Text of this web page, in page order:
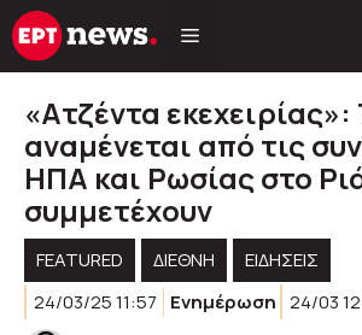
Μετάβαση
σε
«Ατζέντα εκεχειρίας»:
αναμένεται από τις
ΗΠΑ και Ρωσίας στο
συμμετέχουν
FEATURED ΔΙΕΘΝΗ
ΕΙΔΗΣΕΙΣ
24/03/25 11:57
Ενημέρωση 24/03